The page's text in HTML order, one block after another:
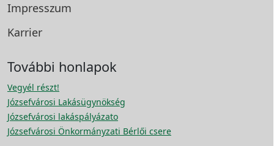
Impresszum
Karrier
További honlapok
Vegyél részt!
Józsefvárosi Lakásügynökség
Józsefvárosi lakáspályázato
Józsefvárosi Önkormányzati Bérlői csere